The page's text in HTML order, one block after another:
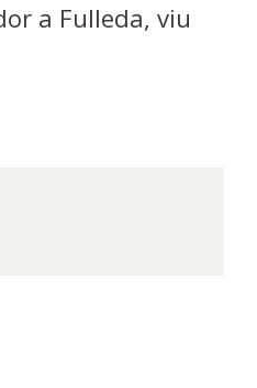
a Fulleda, viu